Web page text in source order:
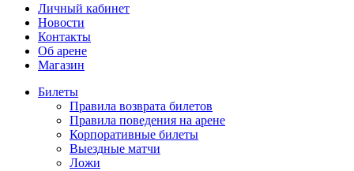
Личный кабинет
Новости
Контакты
Об арене
Магазин
Билеты
Правила возврата билетов
Правила поведения на арене
Корпоративные билеты
Выездные матчи
Ложи